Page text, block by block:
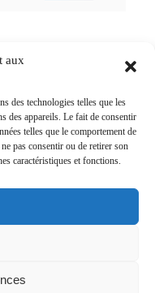
aux
des technologies telles que les
des appareils. Le fait de consentir
telles que le comportement de
pas consentir ou de retirer son
caractéristiques et fonctions.
2026